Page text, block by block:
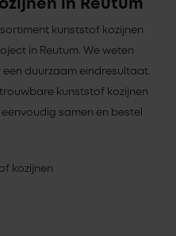
in Reutum
kunststof kozijnen
in Reutum. We weten
duurzaam eindresultaat.
kunststof kozijnen
samen en bestel
kozijnen